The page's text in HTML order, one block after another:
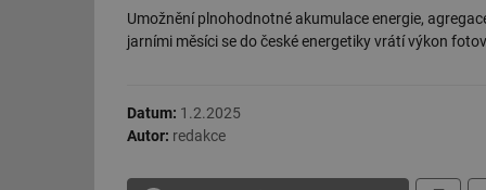
Umožnění plnohodnotné akumulace energie,
jarními měsíci se do české energetiky vrátí výkon
Datum: 1.2.2025
Autor: redakce
g_csrf_token
id